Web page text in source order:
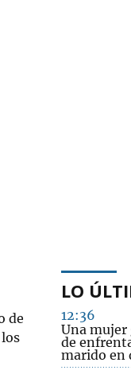
de
LO
12:36
Una mujer
de
marido en